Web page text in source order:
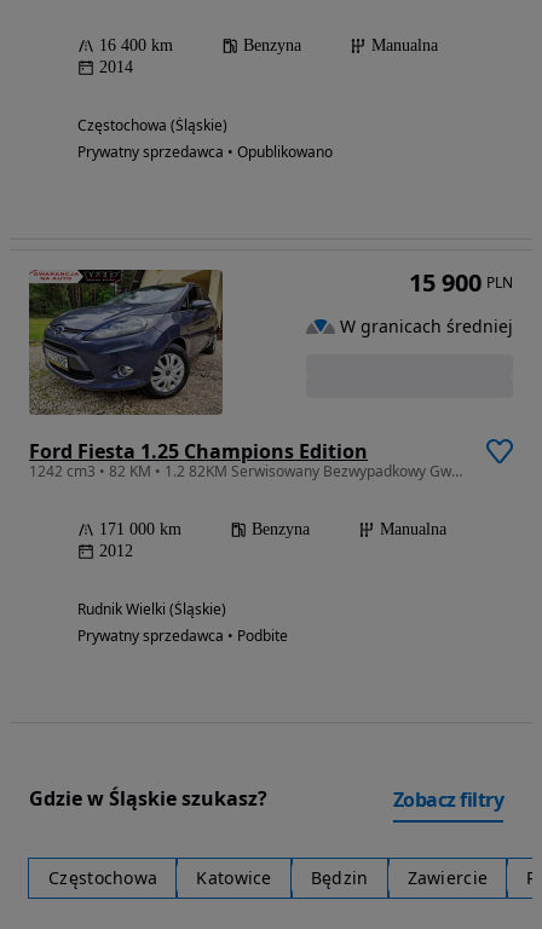
16 400 km Benzyna
Manualna
2014
Częstochowa (Śląskie)
Prywatny sprzedawca • Opublikowano
Ford Fiesta 1.25 Champions Edition
1242 cm3 • 82 KM • 1.2 82KM Serwisowany Bezwypadkowy Gwarancja VIP ZAREJESTROWANY
171 000 km Benzyna
Manualna
2012
Rudnik Wielki (Śląskie)
Prywatny sprzedawca • Podbite
15 900 PLN
W granicach średniej
Gdzie w Śląskie szukasz? Zobacz filtry
Częstochowa Katowice Będzin Zawiercie